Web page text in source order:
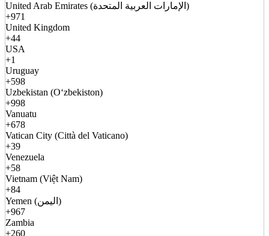
United Arab Emirates (الإمارات العربية المتحدة)
+971
United Kingdom
+44
USA
+1
Uruguay
+598
Uzbekistan (Oʻzbekiston)
+998
Vanuatu
+678
Vatican City (Città del Vaticano)
+39
Venezuela
+58
Vietnam (Việt Nam)
+84
Yemen (اليمن)
+967
Zambia
+260